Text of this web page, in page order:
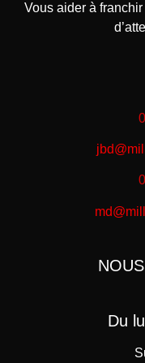
Vous aider à
Du